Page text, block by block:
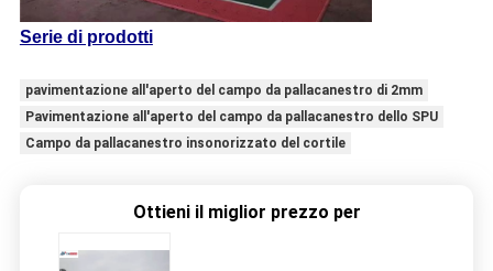
Serie di prodotti
pavimentazione all'aperto del campo da pallacanestro di 2mm
Pavimentazione all'aperto del campo da pallacanestro dello SPU
Campo da pallacanestro insonorizzato del cortile
Ottieni il miglior prezzo per